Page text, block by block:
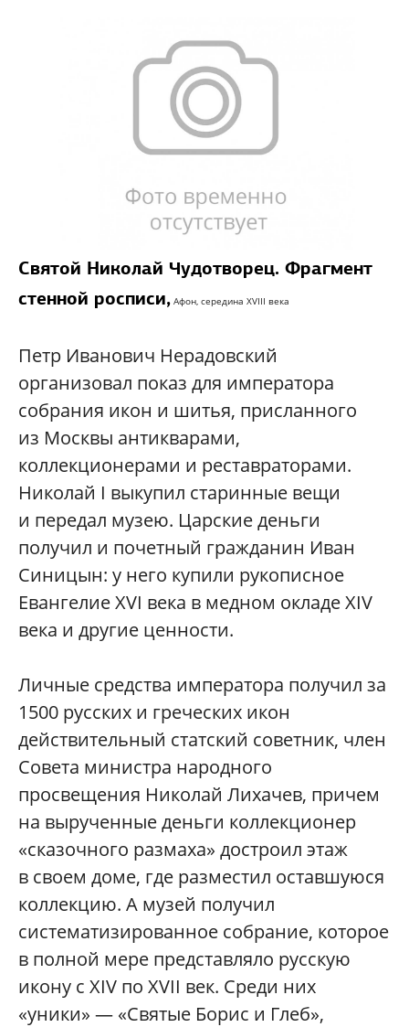
Святой Николай Чудотворец. Фрагмент
стенной росписи, Афон, середина XVIII века
Петр Иванович Нерадовский
организовал показ для императора
собрания икон и шитья, присланного
из Москвы антикварами,
коллекционерами и реставраторами.
Николай I выкупил старинные вещи
и передал музею. Царские деньги
получил и почетный гражданин Иван
Синицын: у него купили рукописное
Евангелие XVI века в медном окладе XIV
века и другие ценности.
Личные средства императора получил за
1500 русских и греческих икон
действительный статский советник, член
Совета министра народного
просвещения Николай Лихачев, причем
на вырученные деньги коллекционер
«сказочного размаха» достроил этаж
в своем доме, где разместил оставшуюся
коллекцию. А музей получил
систематизированное собрание, которое
в полной мере представляло русскую
икону с XIV по XVII век. Среди них
«уники» — «Святые Борис и Глеб»,